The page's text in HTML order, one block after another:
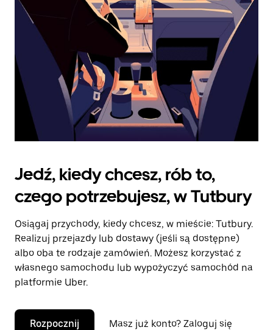
kalendarz.
Jedź, kiedy chcesz, rób to,
czego potrzebujesz, w Tutbury
Osiągaj przychody, kiedy chcesz, w mieście: Tutbury.
Realizuj przejazdy lub dostawy (jeśli są dostępne)
albo oba te rodzaje zamówień. Możesz korzystać z
własnego samochodu lub wypożyczyć samochód na
platformie Uber.
Rozpocznij Masz już konto? Zaloguj się